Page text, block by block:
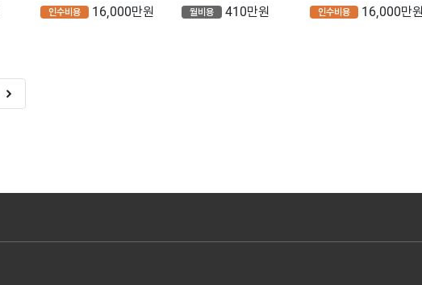
인수비용 16,000만원 월비용 410만원 인수비용 16,000만